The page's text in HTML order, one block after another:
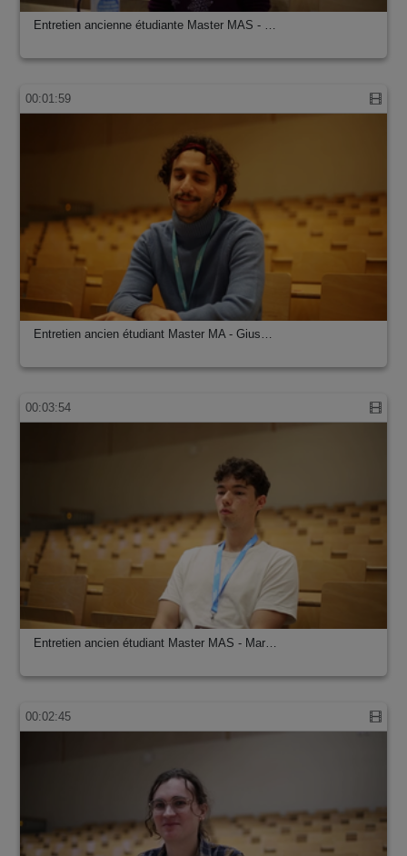
Entretien ancienne étudiante Master MAS - …
00:01:59
Entretien ancien étudiant Master MA - Gius…
00:03:54
Entretien ancien étudiant Master MAS - Mar…
00:02:45